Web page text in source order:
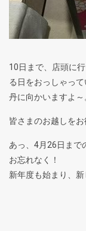
10日まで、店頭に
る日をおっしゃっ
丹に向かいますよ～
皆さまのお越しを
あっ、4月26日まで
お忘れなく！
新年度も始まり、新